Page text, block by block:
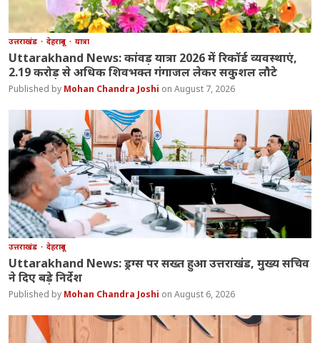
उत्तराखंड देहरादून यात्रा
Uttarakhand News: कांवड़ यात्रा 2026 में रिकॉर्ड व्यवस्थाएं,
2.19 करोड़ से अधिक शिवभक्त गंगाजल लेकर सकुशल लौटे
Mohan Chandra Joshi August 7, 2026
उत्तराखंड देहरादून
Uttarakhand News: ड्रग्स पर सख्त हुआ उत्तराखंड, मुख्य सचिव
ने दिए बड़े निर्देश
Mohan Chandra Joshi August 6, 2026